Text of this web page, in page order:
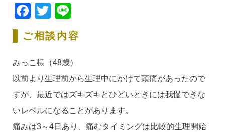
Facebook
Twitter
ご相談内容
みっこ様（48歳）
以前より生理前から生理中にかけて頭痛があったので
すが、最近ではズキズキとひどいときには我慢できな
いレベルになることがあります。
痛みは3～4日あり、痛むタイミングは比較的生理開始